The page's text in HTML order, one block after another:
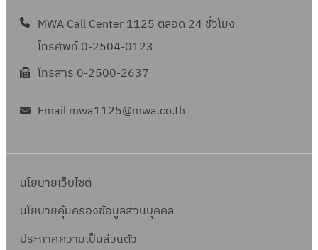
MWA Call Center 1125 ตลอด 24 ชั่วโมง
โทรศัพท์ 0-2504-0123
โทรสาร 0-2500-2637
Email mwa1125@mwa.co.th
นโยบายเว็บไซต์
นโยบายคุ้มครองข้อมูลส่วนบุคคล
ประกาศความเป็นส่วนตัว